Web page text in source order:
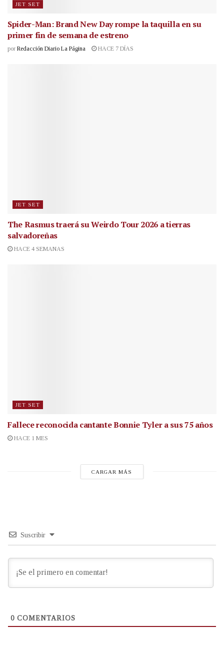
JET SET
Spider-Man: Brand New Day rompe la taquilla en su
primer fin de semana de estreno
por Redacción Diario La Página HACE 7 DÍAS
JET SET
The Rasmus traerá su Weirdo Tour 2026 a tierras
salvadoreñas
HACE 4 SEMANAS
JET SET
Fallece reconocida cantanteBonnie Tyler a sus 75 años
HACE 1 MES
CARGAR MÁS
Suscribir
0 COMENTARIOS